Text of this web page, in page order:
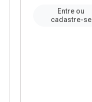
Entre ou
cadastre-se